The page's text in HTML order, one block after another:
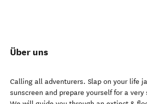
Über uns
Calling all adventurers. Slap on your life
sunscreen and prepare yourself for a